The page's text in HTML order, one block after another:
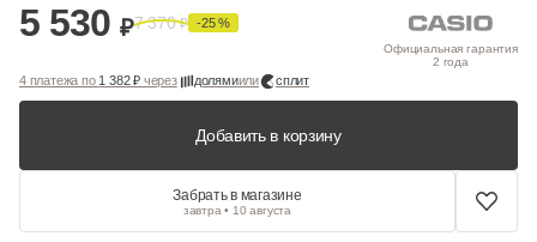
5 530 ₽7 370₽ -25 %
Официальная гарантия
2 года
4 платежа по 1 382 ₽через долямиили сплит
Добавить в корзину
Забрать в магазине
завтра • 10 августа